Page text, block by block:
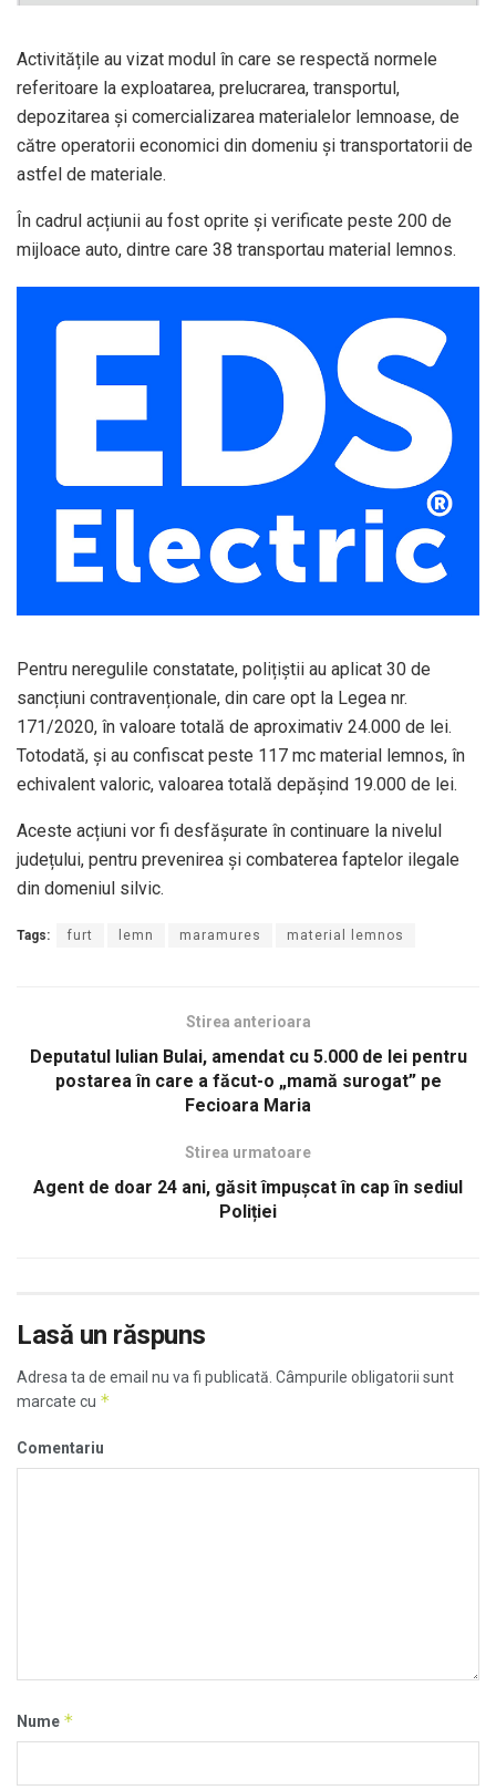
Activitățile au vizat modul în care se respectă normele
referitoare la exploatarea, prelucrarea, transportul,
depozitarea și comercializarea materialelor lemnoase, de
către operatorii economici din domeniu și transportatorii de
astfel de materiale.
În cadrul acțiunii au fost oprite și verificate peste 200 de
mijloace auto, dintre care 38 transportau material lemnos.
Pentru neregulile constatate, polițiștii au aplicat 30 de
sancțiuni contravenționale, din care opt la Legea nr.
171/2020, în valoare totală de aproximativ 24.000 de lei.
Totodată, și au confiscat peste 117 mc material lemnos, în
echivalent valoric, valoarea totală depășind 19.000 de lei.
Aceste acțiuni vor fi desfășurate în continuare la nivelul
județului, pentru prevenirea și combaterea faptelor ilegale
din domeniul silvic.
Tags: furt lemn maramures material lemnos
Stirea anterioara
Deputatul Iulian Bulai, amendat cu 5.000 de lei pentru
postarea în care a făcut-o „mamă surogat” pe
Fecioara Maria
Stirea urmatoare
Agent de doar 24 ani, găsit împușcat în cap în sediul
Poliției
Lasă un răspuns
Adresa ta de email nu va fi publicată. Câmpurile obligatorii sunt
marcate cu *
Comentariu
Nume *